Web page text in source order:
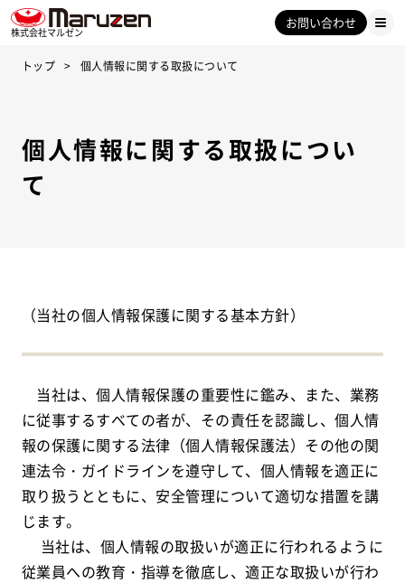
株式会社マルゼン
お問い合わせ
トップ 個人情報に関する取扱について
個人情報に関する取扱につい
て
（当社の個人情報保護に関する基本方針）
当社は、個人情報保護の重要性に鑑み、また、業務
に従事するすべての者が、その責任を認識し、個人情
報の保護に関する法律（個人情報保護法）その他の関
連法令・ガイドラインを遵守して、個人情報を適正に
取り扱うとともに、安全管理について適切な措置を講
じます。
当社は、個人情報の取扱いが適正に行われるように
従業員への教育・指導を徹底し、適正な取扱いが行わ